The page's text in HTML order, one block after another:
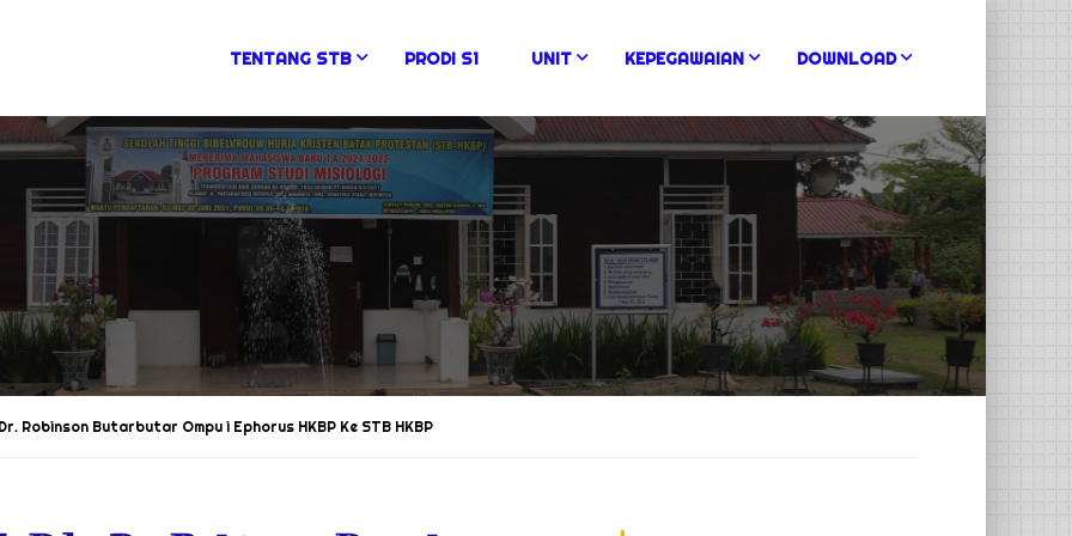
TENTANG STB PRODI S1 UNIT KEPEGAWAIAN DOWNLOAD
Robinson Butarbutar Ompu i Ephorus HKBP Ke STB HKBP